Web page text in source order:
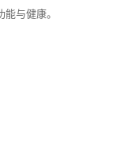
与健康。